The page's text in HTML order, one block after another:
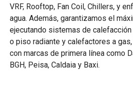
VRF, Rooftop, Fan Coil, Chillers, y
agua. Además, garantizamos el
ejecutando sistemas de
o piso radiante y calefactores a
con marcas de primera línea como
BGH, Peisa, Caldaia y Baxi.